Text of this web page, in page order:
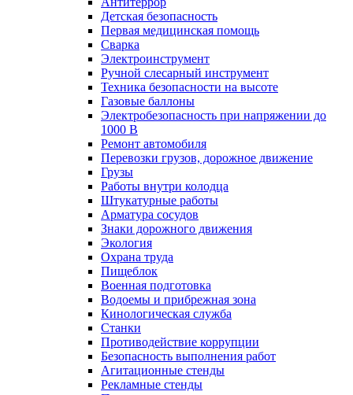
Детская безопасность
Первая медицинская помощь
Сварка
Электроинструмент
Ручной слесарный инструмент
Техника безопасности на высоте
Газовые баллоны
Электробезопасность при напряжении до
1000 В
Ремонт автомобиля
Перевозки грузов, дорожное движение
Грузы
Работы внутри колодца
Штукатурные работы
Арматура сосудов
Знаки дорожного движения
Экология
Охрана труда
Пищеблок
Военная подготовка
Водоемы и прибрежная зона
Кинологическая служба
Станки
Противодействие коррупции
Безопасность выполнения работ
Агитационные стенды
Рекламные стенды